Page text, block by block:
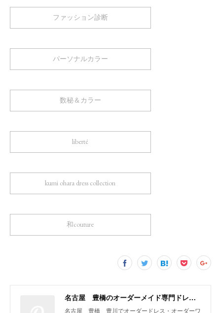
ファッション診断
パーソナルカラー
数秘＆カラー
liberté
kumi ohara dress collection
和couture
名古屋 豊橋のオーダーメイド専門ドレスデザイナー KUMI OHARA
名古屋 豊橋 豊川でオーダードレス・オーダーワ